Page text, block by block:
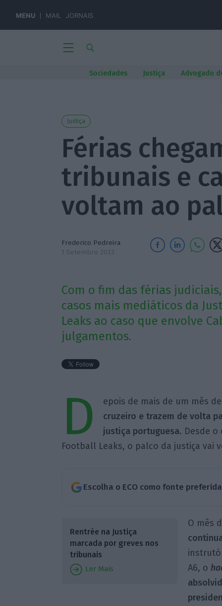
MENU MAIL JORNAIS
Sociedades Justiça Advogado
Justiça
Férias
tribunais e
voltam ao
Frederico Pedreira
1 Setembro 2023
Com o fim das férias
casos mais mediáticos da
Leaks ao caso que envolve
julgamentos.
D epois de mais de um mês
cruzeiro e trazem de volta
justiça portuguesa. Desde o
Football Leaks, o palco da justiça vai
Escolha o ECO como fonte
Rentrée na Justiça
marcada por greves nos
tribunais
Ler Mais
O mês
A6, o